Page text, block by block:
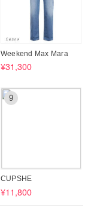
Weekend Max Mara
¥31,300
9
CUPSHE
¥11,800